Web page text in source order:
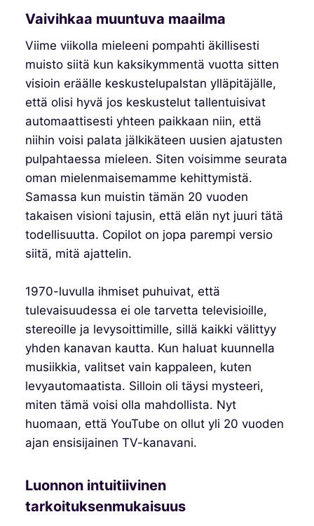
Vaivihkaa muuntuva maailma
Viime viikolla mieleeni pompahti äkillisesti
muisto siitä kun kaksikymmentä vuotta sitten
visioin eräälle keskustelupalstan ylläpitäjälle,
että olisi hyvä jos keskustelut tallentuisivat
automaattisesti yhteen paikkaan niin, että
niihin voisi palata jälkikäteen uusien ajatusten
pulpahtaessa mieleen. Siten voisimme seurata
oman mielenmaisemamme kehittymistä.
Samassa kun muistin tämän 20 vuoden
takaisen visioni tajusin, että elän nyt juuri tätä
todellisuutta. Copilot on jopa parempi versio
siitä, mitä ajattelin.
1970-luvulla ihmiset puhuivat, että
tulevaisuudessa ei ole tarvetta televisioille,
stereoille ja levysoittimille, sillä kaikki välittyy
yhden kanavan kautta. Kun haluat kuunnella
musiikkia, valitset vain kappaleen, kuten
levyautomaatista. Silloin oli täysi mysteeri,
miten tämä voisi olla mahdollista. Nyt
huomaan, että YouTube on ollut yli 20 vuoden
ajan ensisijainen TV-kanavani.
Luonnon intuitiivinen
tarkoituksenmukaisuus